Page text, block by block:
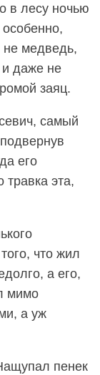
в лесу ночью
не медведь,
и даже не
заяц.
самый
его
эта,
что жил
а его,
мимо
а уж
пенек